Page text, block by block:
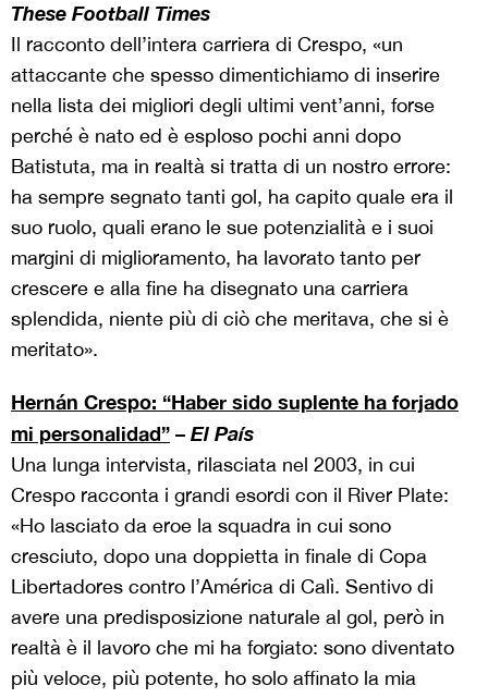
These Football Times
Il racconto dell’intera carriera di Crespo, «un
attaccante che spesso dimentichiamo di inserire
nella lista dei migliori degli ultimi vent’anni, forse
perché è nato ed è esploso pochi anni dopo
Batistuta, ma in realtà si tratta di un nostro errore:
ha sempre segnato tanti gol, ha capito quale era il
suo ruolo, quali erano le sue potenzialità e i suoi
margini di miglioramento, ha lavorato tanto per
crescere e alla fine ha disegnato una carriera
splendida, niente più di ciò che meritava, che si è
meritato».
Hernán Crespo: “Haber sido suplente ha forjado
mi personalidad” – El País
Una lunga intervista, rilasciata nel 2003, in cui
Crespo racconta i grandi esordi con il River Plate:
«Ho lasciato da eroe la squadra in cui sono
cresciuto, dopo una doppietta in finale di Copa
Libertadores contro l’América di Calì. Sentivo di
avere una predisposizione naturale al gol, però in
realtà è il lavoro che mi ha forgiato: sono diventato
più veloce, più potente, ho solo affinato la mia